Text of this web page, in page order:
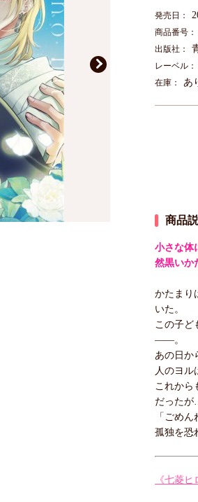
発売日：
商品番号：
出版社：
レーベル：
在庫： あ
商品
小さな体
然黒いか
かたまり
いた。
この子ど
――。
あの日か
人のヨル
これから
だったが
「ごめ
孤独を恐
《七菱